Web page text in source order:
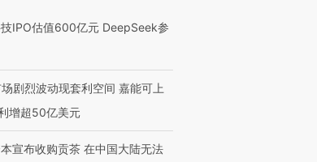
IPO估值600亿元 DeepSeek参
剧烈波动现套利空间 嘉能可上
增超50亿美元
宣布收购贡茶 在中国大陆无法